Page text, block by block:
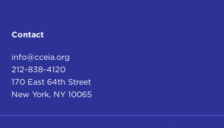
Contact
info@cceia.org
212-838-4120
170 East 64th Street
New York, NY 10065